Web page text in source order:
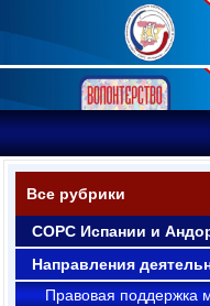
Все рубрики
СОРС Испании и
Направления
Правовая поддержка